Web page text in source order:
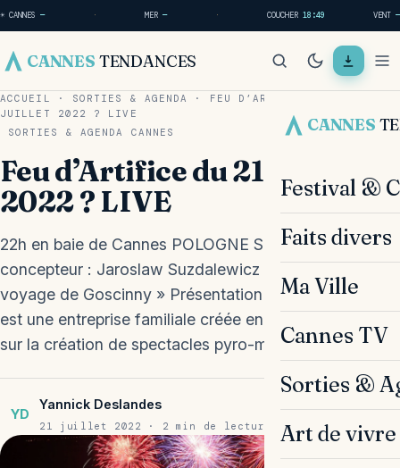
☀ CANNES — · MER— · COUCHER18:49 VENT —
CANNES TENDANCES
CANNES
Festival &
Faits divers
Ma Ville
Cannes TV
Sorties &
Art de vivre
ACCUEIL · SORTIES & AGENDA ·
FEU D’ARTIFICE DU 21
JUILLET 2022 ? LIVE
SORTIES & AGENDA
CANNES
Feu d’Artifice du 21 Juillet
2022 ? LIVE
22h en baie de Cannes POLOGNE SUREX Le
concepteur : Jaroslaw Suzdalewicz Thématique : « Le
voyage de Goscinny » Présentation de la firme Surex
est une entreprise familiale créée en 1989. Concentrée
sur la création de spectacles pyro-musicaux, ils…
YD
Yannick Deslandes
21 juillet 2022 · 2 min de lecture